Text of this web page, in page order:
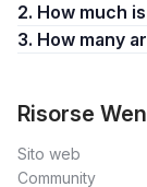
2. How much
3.
Risorse Wen
Sito web
Community